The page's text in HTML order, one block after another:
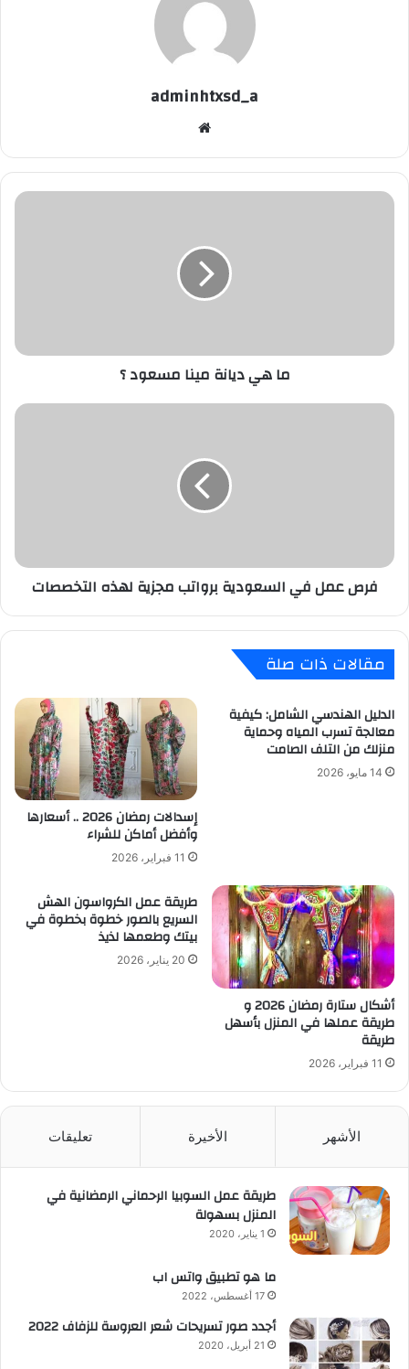
adminhtxsd_a
ما
ما هي ديانة مينا مسعود ؟
فرص
فرص عمل في السعودية برواتب مجزية لهذه التخصصات
مقالات ذات صلة
الدليل الهندسي الشامل: كيفية
معالجة تسرب المياه وحماية
منزلك من التلف الصامت
14 مايو، 2026
إسدالات رمضان 2026 .. أسعارها
وأفضل أماكن للشراء
11 فبراير، 2026
أشكال ستارة رمضان 2026 و
طريقة عملها في المنزل بأسهل
طريقة
11 فبراير، 2026
طريقة عمل الكرواسون الهش
السريع بالصور خطوة بخطوة في
بيتك وطعمها لذيذ
20 يناير، 2026
الأشهر الأخيرة تعليقات
طريقة عمل السوبيا الرحماني الرمضانية في
المنزل بسهولة
1 يناير، 2020
ما هو تطبيق واتس اب
17 أغسطس، 2022
أجدد صور تسريحات شعر العروسة للزفاف 2022
21 أبريل، 2020